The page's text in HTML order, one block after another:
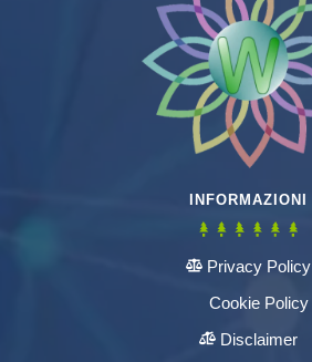
INFORMAZIONI
Privacy Policy
Cookie Policy
Disclaimer